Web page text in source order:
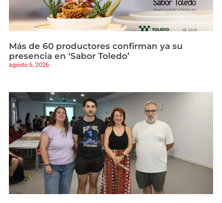
Más de 60 productores confirman ya su
presencia en ‘Sabor Toledo’
agosto 6, 2026